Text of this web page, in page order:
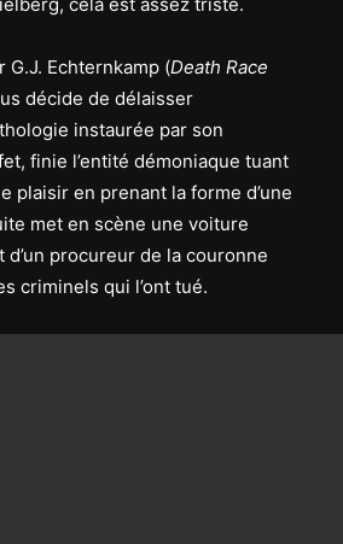
G.J. Echternkamp (Death Race
décide de délaisser
instaurée par son
finie l’entité démoniaque tuant
plaisir en prenant la forme d’une
met en scène une voiture
d’un procureur de la couronne
criminels qui l’ont tué.